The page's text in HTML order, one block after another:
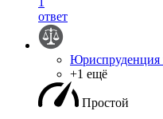
ответ
Юриспруденция
+1 ещё
Простой